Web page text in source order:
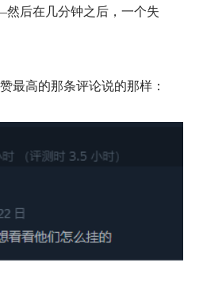
后在几分钟之后，一个失
最高的那条评论说的那样：